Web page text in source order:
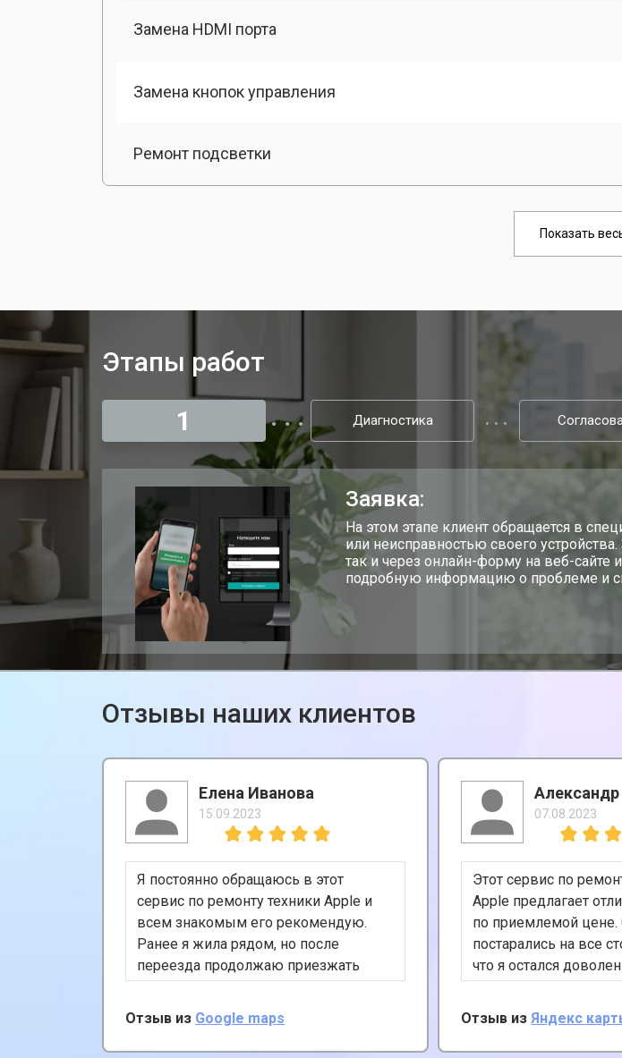
Замена HDMI порта
Замена кнопок управления
Ремонт подсветки
Показать
Этапы работ
1
Диагностика
Заявка:
На этом этапе клиент обращается в
или неисправностью своего
так и через онлайн-форму на веб-
подробную информацию о проблеме и
Отзывы наших клиентов
Елена Иванова
15.09.2023
Я постоянно обращаюсь в этот
сервис по ремонту техники Apple и
всем знакомым его рекомендую.
Ранее я жила рядом, но после
переезда продолжаю приезжать
сюда, несмотря на расстояние, так
как сервис хороший и цены
адекватные. К тому же, у них есть
удобная услуга вызова курьера,
Отзыв из Google maps
07.08.2023
Этот сервис по
Apple предлагает
по приемлемой цене.
постарались на все
что я остался
Разобрались в моей
предложили
обслуживанию
удовольствием
Отзыв изЯндекс